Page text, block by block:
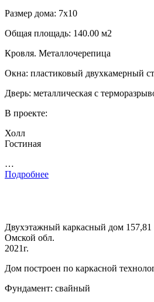
Размер дома: 7х10
Общая площадь: 140.00 м2
Кровля. Металлочерепица
Окна: пластиковый двухкамерный
Дверь: металлическая с
В проекте:
Холл
Гостиная
…
Подробнее
Двухэтажный каркасный дом
Омской обл.
2021г.
Дом построен по каркасной
Фундамент: свайный